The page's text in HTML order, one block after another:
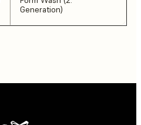
Generation)